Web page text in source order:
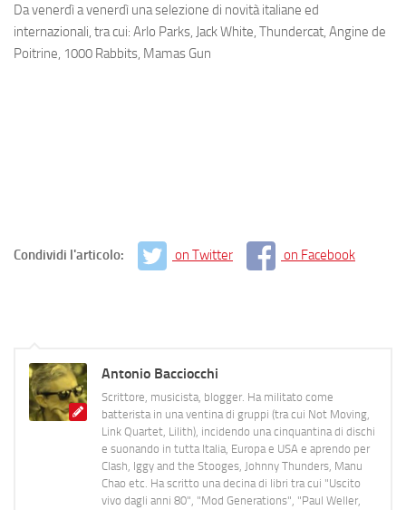
Da venerdì a venerdì una selezione di novità italiane ed
internazionali, tra cui: Arlo Parks, Jack White, Thundercat, Angine de
Poitrine, 1000 Rabbits, Mamas Gun
Condividi l'articolo: on Twitter on Facebook
Antonio Bacciocchi
Scrittore, musicista, blogger. Ha militato come
batterista in una ventina di gruppi (tra cui Not Moving,
Link Quartet, Lilith), incidendo una cinquantina di dischi
e suonando in tutta Italia, Europa e USA e aprendo per
Clash, Iggy and the Stooges, Johnny Thunders, Manu
Chao etc. Ha scritto una decina di libri tra cui "Uscito
vivo dagli anni 80", "Mod Generations", "Paul Weller,